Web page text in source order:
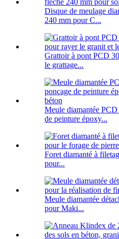
Disque de meulage
240 mm pour C...
Grattoir à pont PCD
le grattage...
Meule diamantée
de peinture époxy...
Foret diamanté à
pour...
Meule diamantée
pour Maki...